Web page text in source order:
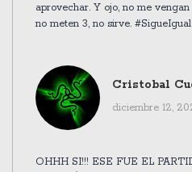
aprovechar. Y ojo, no me
no meten 3, no sirve.
Cristobal
diciembre 12,
OHHH SI!!! ESE FUE EL